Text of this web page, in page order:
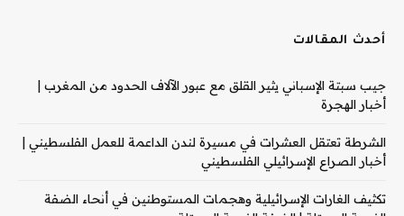
أحدث المقالات
جيب سبتة الإسباني يثير القلق مع عبور الآلاف الحدود من المغرب |
أخبار الهجرة
الشرطة تعتقل العشرات في مسيرة لندن الداعمة للعمل الفلسطيني |
أخبار الصراع الإسرائيلي الفلسطيني
تكثيف الغارات الإسرائيلية وهجمات المستوطنين في أنحاء الضفة